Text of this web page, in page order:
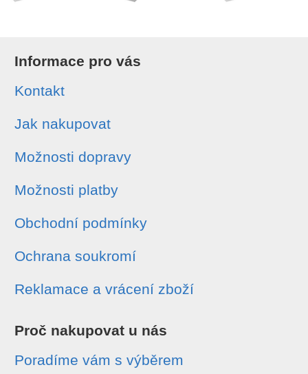
Informace pro vás
Kontakt
Jak nakupovat
Možnosti dopravy
Možnosti platby
Obchodní podmínky
Ochrana soukromí
Reklamace a vrácení zboží
Proč nakupovat u nás
Poradíme vám s výběrem